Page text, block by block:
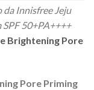
da Innisfree Jeju
50+PA++++
Brightening Pore
Pore Priming